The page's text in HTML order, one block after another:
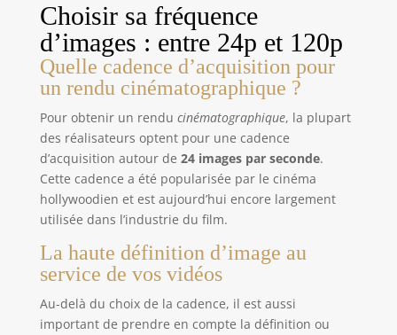
Choisir sa fréquence
d’images : entre 24p et 120p
Quelle cadence d’acquisition pour
un rendu cinématographique ?
Pour obtenir un rendu cinématographique, la plupart
des réalisateurs optent pour une cadence
d’acquisition autour de 24 images par seconde.
Cette cadence a été popularisée par le cinéma
hollywoodien et est aujourd’hui encore largement
utilisée dans l’industrie du film.
La haute définition d’image au
service de vos vidéos
Au-delà du choix de la cadence, il est aussi
important de prendre en compte la définition ou